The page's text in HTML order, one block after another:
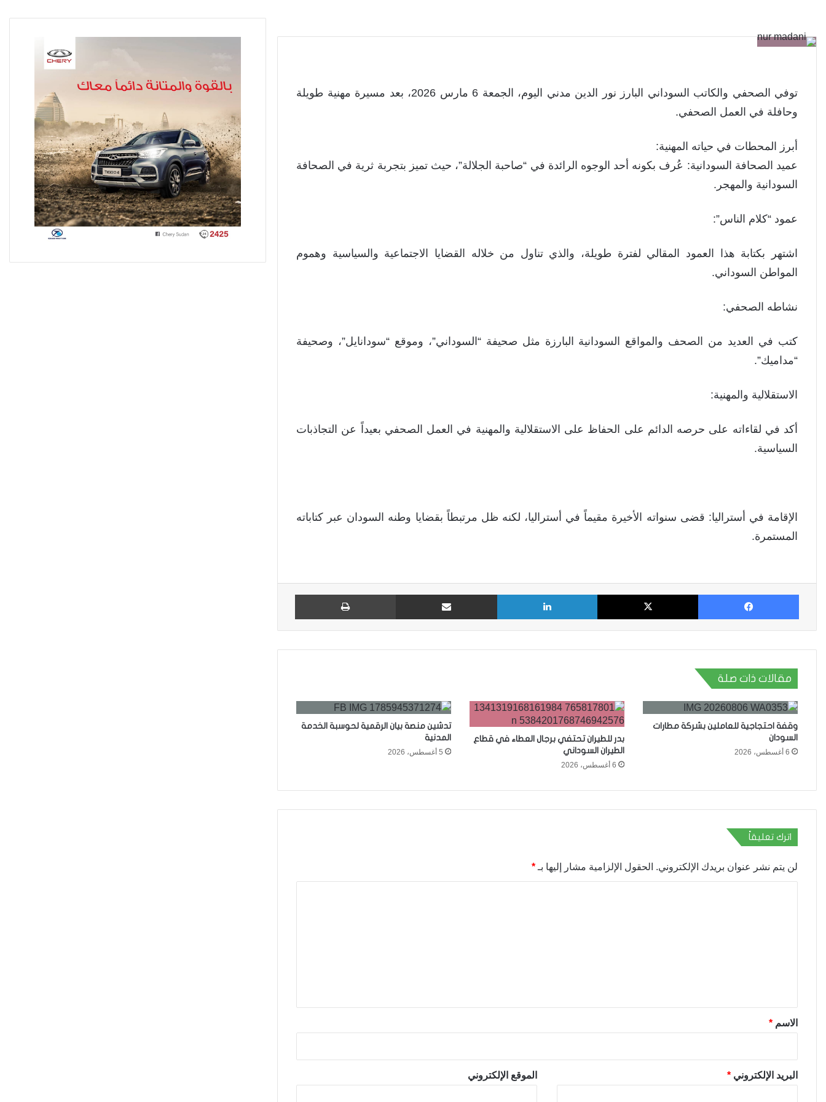
توفي الصحفي والكاتب السوداني البارز نور الدين مدني اليوم، الجمعة 6 مارس 2026، بعد مسيرة مهنية طويلة
وحافلة في العمل الصحفي.
أبرز المحطات في حياته المهنية:
عميد الصحافة السودانية: عُرف بكونه أحد الوجوه الرائدة في “صاحبة الجلالة”، حيث تميز بتجربة ثرية في الصحافة
السودانية والمهجر.
عمود “كلام الناس”:
اشتهر بكتابة هذا العمود المقالي لفترة طويلة، والذي تناول من خلاله القضايا الاجتماعية والسياسية وهموم
المواطن السوداني.
نشاطه الصحفي:
كتب في العديد من الصحف والمواقع السودانية البارزة مثل صحيفة “السوداني”، وموقع “سودانايل”، وصحيفة
“مداميك”.
الاستقلالية والمهنية:
أكد في لقاءاته على حرصه الدائم على الحفاظ على الاستقلالية والمهنية في العمل الصحفي بعيداً عن التجاذبات
السياسية.
الإقامة في أستراليا: قضى سنواته الأخيرة مقيماً في أستراليا، لكنه ظل مرتبطاً بقضايا وطنه السودان عبر كتاباته
المستمرة.
فيسبوك X لينكدإن مشاركة عبر البريد طباعة
مقالات ذات صلة
وقفة احتجاجية للعاملين بشركة مطارات
السودان
6 أغسطس، 2026
بدر للطيران تحتفي برجال العطاء في قطاع
الطيران السوداني
6 أغسطس، 2026
تدشين منصة بيان الرقمية لحوسبة الخدمة
المدنية
5 أغسطس، 2026
اترك تعليقاً
لن يتم نشر عنوان بريدك الإلكتروني. الحقول الإلزامية مشار إليها بـ *
*الاسم *
البريد الإلكتروني * الموقع الإلكتروني